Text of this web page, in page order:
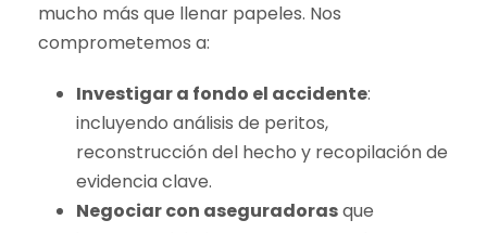
mucho más que llenar papeles. Nos
comprometemos a:
Investigar a fondo el accidente:
incluyendo análisis de peritos,
reconstrucción del hecho y recopilación de
evidencia clave.
Negociar con aseguradorasque